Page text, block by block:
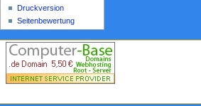
Druckversion
Seitenbewertung